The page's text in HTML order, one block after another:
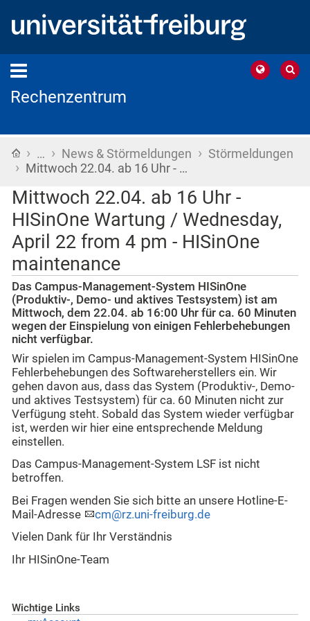
Rechenzentrum
Startseite
› … › News & Störmeldungen › Störmeldungen
› Mittwoch 22.04. ab 16 Uhr - …
Mittwoch 22.04. ab 16 Uhr -
HISinOne Wartung / Wednesday,
April 22 from 4 pm - HISinOne
maintenance
Das Campus-Management-System HISinOne
(Produktiv-, Demo- und aktives Testsystem) ist am
Mittwoch, dem 22.04. ab 16:00 Uhr für ca. 60 Minuten
wegen der Einspielung von einigen Fehlerbehebungen
nicht verfügbar.
Wir spielen im Campus-Management-System HISinOne
Fehlerbehebungen des Softwareherstellers ein. Wir
gehen davon aus, dass das System (Produktiv-, Demo-
und aktives Testsystem) für ca. 60 Minuten nicht zur
Verfügung steht. Sobald das System wieder verfügbar
ist, werden wir hier eine entsprechende Meldung
einstellen.
Das Campus-Management-System LSF ist nicht
betroffen.
Bei Fragen wenden Sie sich bitte an unsere Hotline-E-
Mail-Adresse
cm@rz.uni-freiburg.de
Vielen Dank für Ihr Verständnis
Ihr HISinOne-Team
Wichtige Links